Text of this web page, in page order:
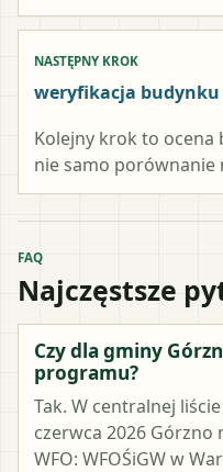
NASTĘPNY KROK
weryfikacja budynku
Kolejny krok to
nie samo porównanie
FAQ
Najczęstsze
Czy dla gminy
programu?
Tak. W centralnej
czerwca 2026
WFO: WFOŚiGW w